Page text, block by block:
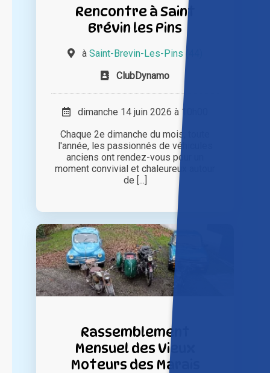
Rencontre à Saint
Brévin les Pins
à Saint-Brevin-Les-Pins (44)
ClubDynamo
dimanche 14 juin 2026 à 10h00
Chaque 2e dimanche du mois, toute
l'année, les passionnés de véhicules
anciens ont rendez-vous pour un
moment convivial et chaleureux autour
de [...]
Rassemblement
Mensuel des Vieux
Moteurs des Marais